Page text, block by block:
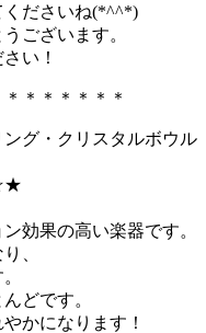
くださいね(*^^*)
ございます。
い！
＊＊＊＊＊＊
グ・クリスタルボウル
効果の高い楽器です。
、
どです。
かになります！